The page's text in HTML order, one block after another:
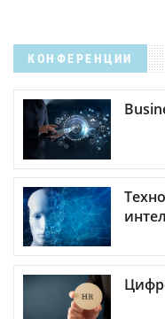
КОНФЕРЕНЦИИ